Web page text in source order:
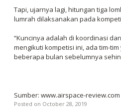
Tapi, ujarnya lagi, hitungan tiga
lumrah dilaksanakan pada
“Kuncinya adalah di koordinasi
mengikuti kompetisi ini, ada tim-
beberapa bulan sebelumnya
Sumber: www.airspace-review.com
Posted on October 28, 2019